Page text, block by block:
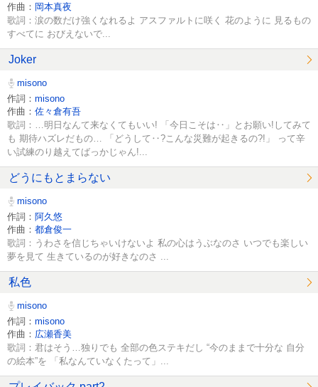
作曲： 岡本真夜
歌詞：涙の数だけ強くなれるよ アスファルトに咲く 花のように 見るもの
すべてに おびえないで...
Joker
misono
作詞： misono
作曲： 佐々倉有吾
歌詞：…明日なんて来なくてもいい! 「今日こそは‥」とお願い!してみて
も 期待ハズレだもの… 「どうして‥?こんな災難が起きるの?!」 って辛
い試練のり越えてばっかじゃん!...
どうにもとまらない
misono
作詞： 阿久悠
作曲： 都倉俊一
歌詞：うわさを信じちゃいけないよ 私の心はうぶなのさ いつでも楽しい
夢を見て 生きているのが好きなのさ ...
私色
misono
作詞： misono
作曲： 広瀬香美
歌詞：君はそう…独りでも 全部の色ステキだし “今のままで十分な 自分
の絵本”を 「私なんていなくたって」...